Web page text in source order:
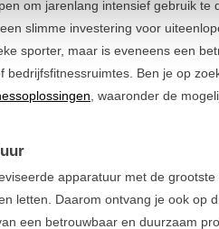
om jarenlang intensief gebruik te
slimme investering voor
sporter, maar is eveneens een
Ben je op
, waaronder de
apparatuur met de
letten. Daarom ontvang je ook op
een betrouwbaar en duurzaam